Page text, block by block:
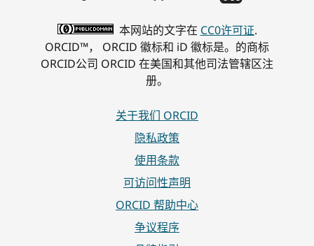
本网站的文字在 CC0许可证.
ORCID™， ORCID 徽标和 iD 徽标是。的商标
ORCID公司 ORCID 在美国和其他司法管辖区注
册。
关于我们 ORCID
隐私政策
使用条款
可访问性声明
ORCID 帮助中心
争议程序